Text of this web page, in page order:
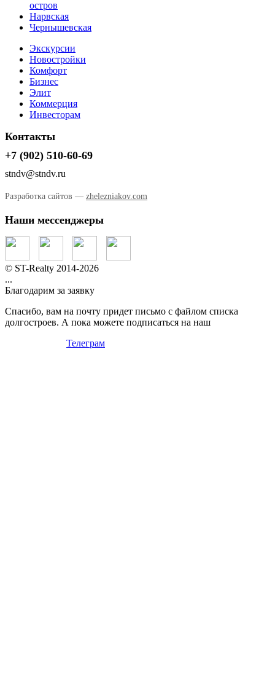
остров
Нарвская
Чернышевская
Экскурсии
Новостройки
Комфорт
Бизнес
Элит
Коммерция
Инвесторам
Контакты
+7 (902) 510-60-69
stndv@stndv.ru
Разработка сайтов — zhelezniakov.com
Наши мессенджеры
© ST-Realty 2014-2026
...
Благодарим за заявку
Спасибо, вам на почту придет письмо с файлом списка
долгостроев. А пока можете подписаться на наш
Телеграм